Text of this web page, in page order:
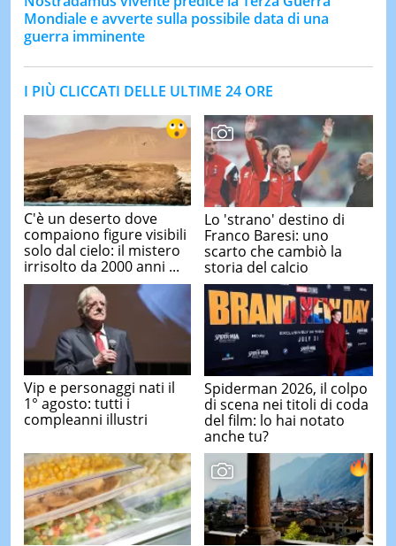
Mondiale e avverte sulla possibile data di una
guerra imminente
I PIÙ CLICCATI DELLE ULTIME 24 ORE
C'è un deserto dove
compaiono figure visibili
solo dal cielo: il mistero
irrisolto da 2000 anni ...
Lo 'strano' destino di
Franco Baresi: uno
scarto che cambiò la
storia del calcio
Vip e personaggi nati il
1° agosto: tutti i
compleanni illustri
Spiderman 2026, il colpo
di scena nei titoli di coda
del film: lo hai notato
anche tu?